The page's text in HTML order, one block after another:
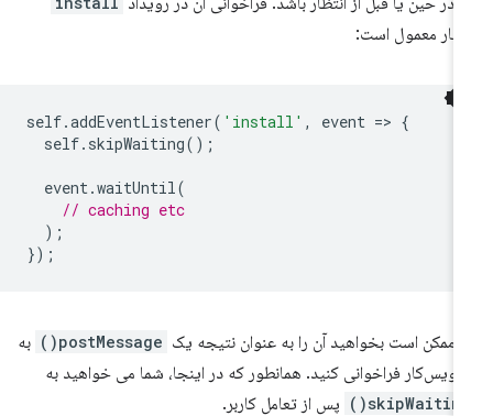
معمول است:
self.addEventListener('install', event =
self.skipWaiting
event.waitUntil
// caching etc
ممکن است بخواهید آن را به عنوان نتیجه یک postMessage()
به
فراخوانی کنید. همانطور که در اینجا، شما می خواهید به
پس از تعامل کاربر.